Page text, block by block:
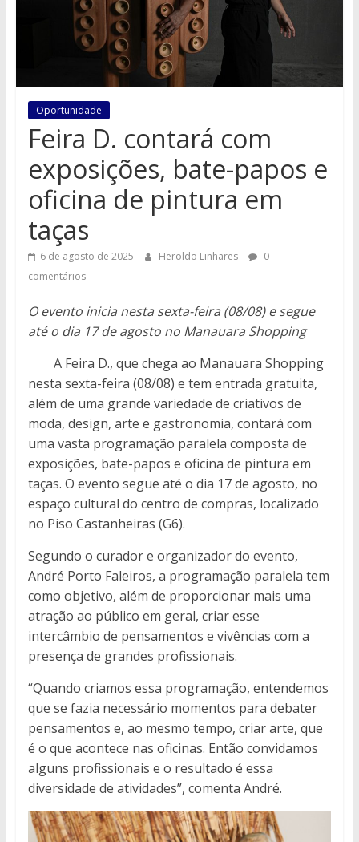
Oportunidade
Feira D. contará com
exposições, bate-papos e
oficina de pintura em
taças
6 de agosto de 2025 Heroldo Linhares
0
comentários
O evento inicia nesta sexta-feira (08/08) e segue
até o dia 17 de agosto no Manauara Shopping
A Feira D., que chega ao Manauara Shopping
nesta sexta-feira (08/08) e tem entrada gratuita,
além de uma grande variedade de criativos de
moda, design, arte e gastronomia, contará com
uma vasta programação paralela composta de
exposições, bate-papos e oficina de pintura em
taças. O evento segue até o dia 17 de agosto, no
espaço cultural do centro de compras, localizado
no Piso Castanheiras (G6).
Segundo o curador e organizador do evento,
André Porto Faleiros, a programação paralela tem
como objetivo, além de proporcionar mais uma
atração ao público em geral, criar esse
intercâmbio de pensamentos e vivências com a
presença de grandes profissionais.
“Quando criamos essa programação, entendemos
que se fazia necessário momentos para debater
pensamentos e, ao mesmo tempo, criar arte, que
é o que acontece nas oficinas. Então convidamos
alguns profissionais e o resultado é essa
diversidade de atividades”, comenta André.